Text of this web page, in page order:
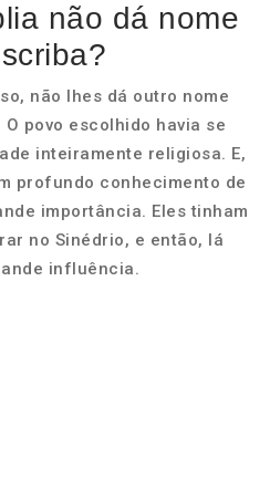
não dá nome
não lhes dá outro nome
povo escolhido havia se
inteiramente religiosa. E,
profundo conhecimento de
importância. Eles tinham
no Sinédrio, e então, lá
influência.